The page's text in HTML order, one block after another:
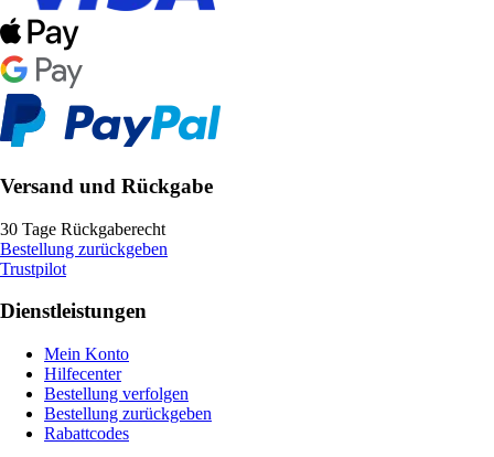
Versand und Rückgabe
30 Tage Rückgaberecht
Bestellung zurückgeben
Trustpilot
Dienstleistungen
Mein Konto
Hilfecenter
Bestellung verfolgen
Bestellung zurückgeben
Rabattcodes